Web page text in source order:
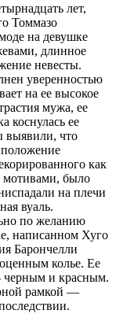
лет,
Томмазо
на девушке
длинное
невесты.
уверенностью
на ее высокое
мужа, ее
коснулась ее
выявили, что
положение
как
мотивами, было
на плечи
вуаль.
по желанию
написанном Хуго
Барончелли
колье. Ее
черным и красным.
рамкой —